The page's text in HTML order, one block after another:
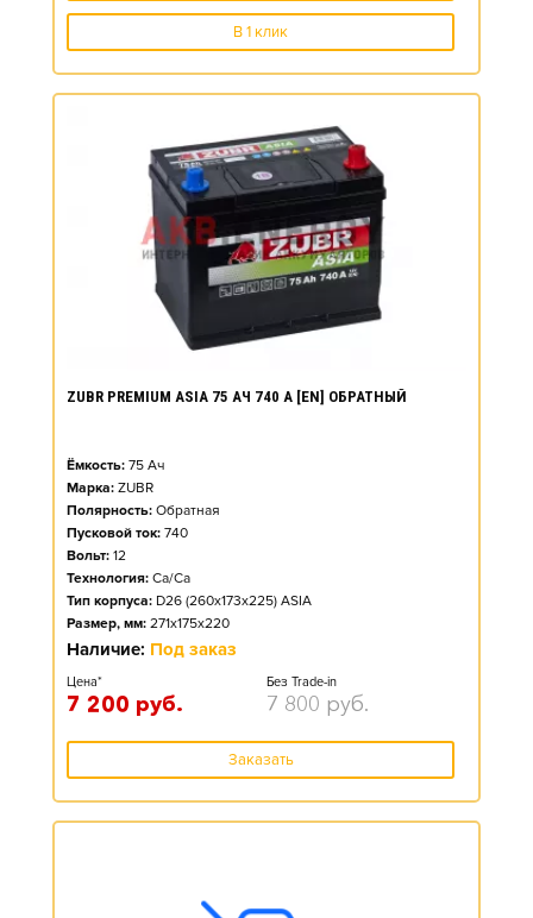
В 1 клик
ZUBR PREMIUM ASIA 75 АЧ 740 А [EN] ОБРАТНЫЙ
Ёмкость: 75 Ач
Марка: ZUBR
Полярность: Обратная
Пусковой ток: 740
Вольт: 12
Технология: Ca/Ca
Тип корпуса: D26 (260x173x225) ASIA
Размер, мм: 271x175x220
Наличие: Под заказ
Цена*
7 200 руб.
Без Trade-in
7 800 руб.
Заказать